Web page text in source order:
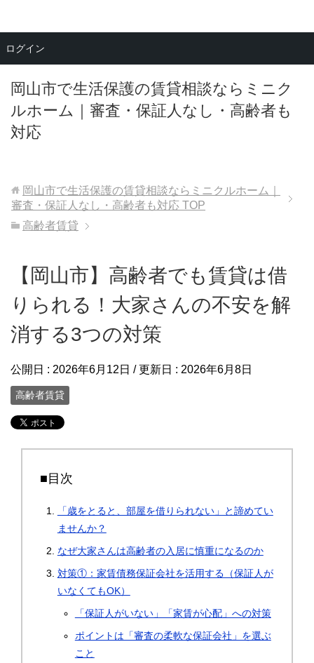
岡山市で生活保護の賃貸相談ならミニク
ルホーム｜審査・保証人なし・高齢者も
対応
メニュー
岡山市で生活保護の賃貸相談ならミニクルホーム｜
審査・保証人なし・高齢者も対応 TOP
高齢者賃貸
【岡山市】高齢者でも賃貸は借
りられる！大家さんの不安を解
消する3つの対策
公開日 : 2026年6月12日 / 更新日 : 2026年6月8日
高齢者賃貸
■目次
「歳をとると、部屋を借りられない」と諦めてい
ませんか？
なぜ大家さんは高齢者の入居に慎重になるのか
対策①：家賃債務保証会社を活用する（保証人が
いなくてもOK）
「保証人がいない」「家賃が心配」への対策
ポイントは「審査の柔軟な保証会社」を選ぶ
こと
ログイン